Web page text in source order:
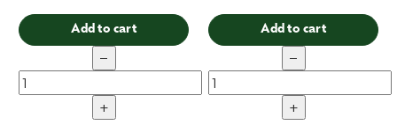
Add to cart
−
+
Add to cart
−
+